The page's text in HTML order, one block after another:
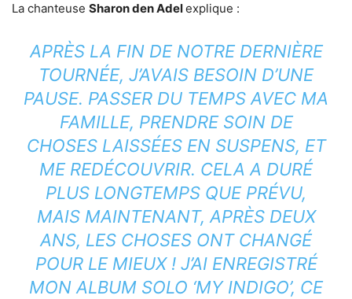
La chanteuse Sharon den Adelexplique :
APRÈS LA FIN DE NOTRE DERNIÈRE
TOURNÉE, J’AVAIS BESOIN D’UNE
PAUSE. PASSER DU TEMPS AVEC MA
FAMILLE, PRENDRE SOIN DE
CHOSES LAISSÉES EN SUSPENS, ET
ME REDÉCOUVRIR. CELA A DURÉ
PLUS LONGTEMPS QUE PRÉVU,
MAIS MAINTENANT, APRÈS DEUX
ANS, LES CHOSES ONT CHANGÉ
POUR LE MIEUX ! J’AI ENREGISTRÉ
MON ALBUM SOLO ‘MY INDIGO’, CE